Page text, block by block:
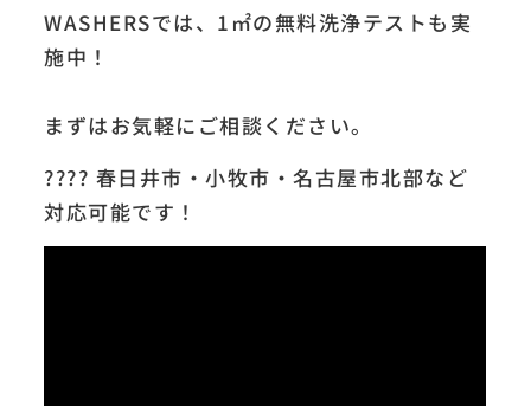
WASHERSでは、1㎡の無料洗浄テストも実
施中！
まずはお気軽にご相談ください。
???? 春日井市・小牧市・名古屋市北部など
対応可能です！